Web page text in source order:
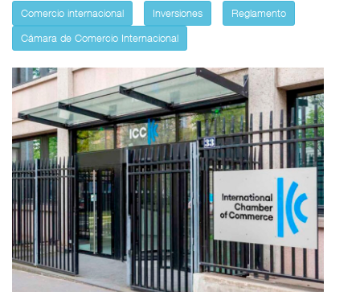
Comercio internacional Inversiones
Reglamento
Cámara de Comercio Internacional